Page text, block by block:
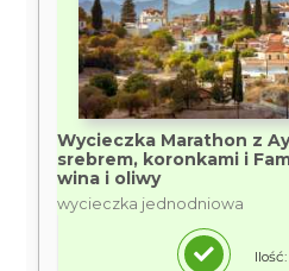
Wycieczka Marathon z
srebrem, koronkami i
wina i oliwy
wycieczka jednodniowa
Ilość: